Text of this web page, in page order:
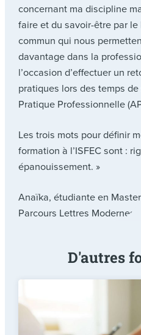
concernant ma discipline
faire et du savoir-être par
commun qui nous
davantage dans la
l’occasion d’effectuer un
pratiques lors des temps
Pratique Professionnelle
Les trois mots pour définir
formation à l’ISFEC sont :
épanouissement. »
Anaïka, étudiante en
Parcours Lettres Modernes
D'autres